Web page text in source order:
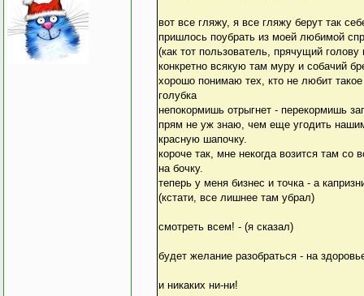
вот все гляжу, я все гляжу берут так
пришлось поубрать из моей любимой
(как тот пользователь, прячущий
конкретно всякую там муру и собачий
хорошо понимаю тех, кто не любит
голубка
непокормишь отрыгнет - перекормишь
прям не уж знаю, чем еще угодить
красную шапочку.
короче так, мне некогда возится там со
на бочку.
теперь у меня бизнес и точка - а
(кстати, все лишнее там убрал)
смотреть всем! - (я сказал)
будет желание разобраться - на
и никаких ни-ни!